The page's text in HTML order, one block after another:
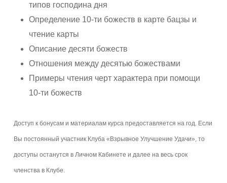
типов господина дня
Определение 10-ти божеств в карте бацзы и
чтение карты
Описание десяти божеств
Отношения между десятью божествами
Примеры чтения черт характера при помощи
10-ти божеств
Доступ к бонусам и материалам курса предоставляется на год. Если
Вы постоянный участник Клуба «Взрывное Улучшение Удачи», то
доступы останутся в Личном Кабинете и далее на весь срок
членства в Клубе.